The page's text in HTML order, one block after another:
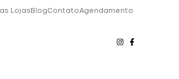
LojasBlogContatoAgendamento